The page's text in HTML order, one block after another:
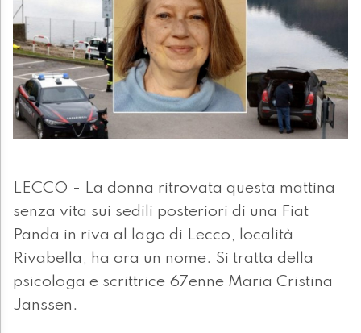
LECCO - La donna ritrovata questa mattina
senza vita sui sedili posteriori di una Fiat
Panda in riva al lago di Lecco, località
Rivabella, ha ora un nome. Si tratta della
psicologa e scrittrice 67enne Maria Cristina
Janssen.